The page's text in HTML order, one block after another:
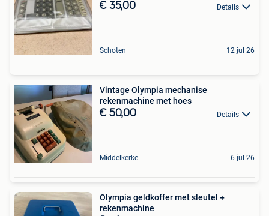
€ 35,00 Details
Schoten 12 jul 26
Vintage Olympia mechanise
rekenmachine met hoes
€ 50,00 Details
Middelkerke 6 jul 26
Olympia geldkoffer met sleutel +
rekenmachine